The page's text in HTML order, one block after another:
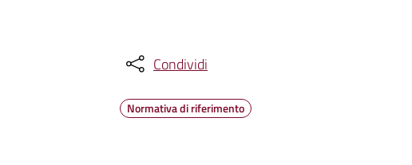
Condividi
Normativa di riferimento